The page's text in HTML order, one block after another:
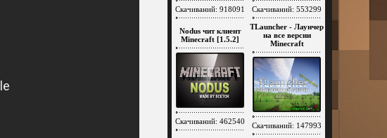
Скачиваний: 918091 Скачиваний: 553299
Nodus чит клиент
Minecraft [1.5.2]
Скачиваний: 462540
TLauncher - Лаунчер
на все версии
Minecraft
Скачиваний: 147993